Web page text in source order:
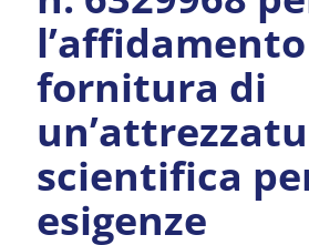
fornitura di
scientifica
esigenze